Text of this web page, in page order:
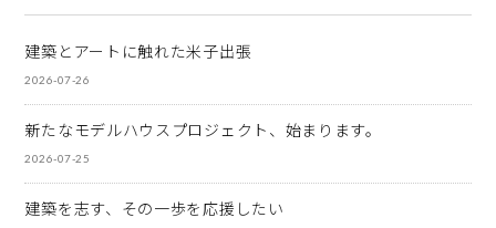
建築とアートに触れた米子出張
2026-07-26
新たなモデルハウスプロジェクト、始まります。
2026-07-25
建築を志す、その一歩を応援したい